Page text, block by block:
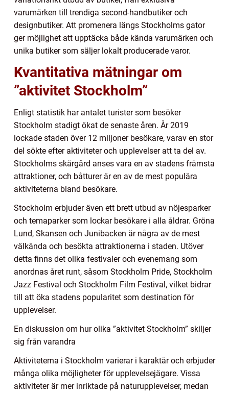
varumärken till trendiga second-handbutiker och
designbutiker. Att promenera längs Stockholms gator
ger möjlighet att upptäcka både kända varumärken och
unika butiker som säljer lokalt producerade varor.
Kvantitativa mätningar om
”aktivitet Stockholm”
Enligt statistik har antalet turister som besöker
Stockholm stadigt ökat de senaste åren. År 2019
lockade staden över 12 miljoner besökare, varav en stor
del sökte efter aktiviteter och upplevelser att ta del av.
Stockholms skärgård anses vara en av stadens främsta
attraktioner, och båtturer är en av de mest populära
aktiviteterna bland besökare.
Stockholm erbjuder även ett brett utbud av nöjesparker
och temaparker som lockar besökare i alla åldrar. Gröna
Lund, Skansen och Junibacken är några av de mest
välkända och besökta attraktionerna i staden. Utöver
detta finns det olika festivaler och evenemang som
anordnas året runt, såsom Stockholm Pride, Stockholm
Jazz Festival och Stockholm Film Festival, vilket bidrar
till att öka stadens popularitet som destination för
upplevelser.
En diskussion om hur olika ”aktivitet Stockholm” skiljer
sig från varandra
Aktiviteterna i Stockholm varierar i karaktär och erbjuder
många olika möjligheter för upplevelsejägare. Vissa
aktiviteter är mer inriktade på naturupplevelser, medan